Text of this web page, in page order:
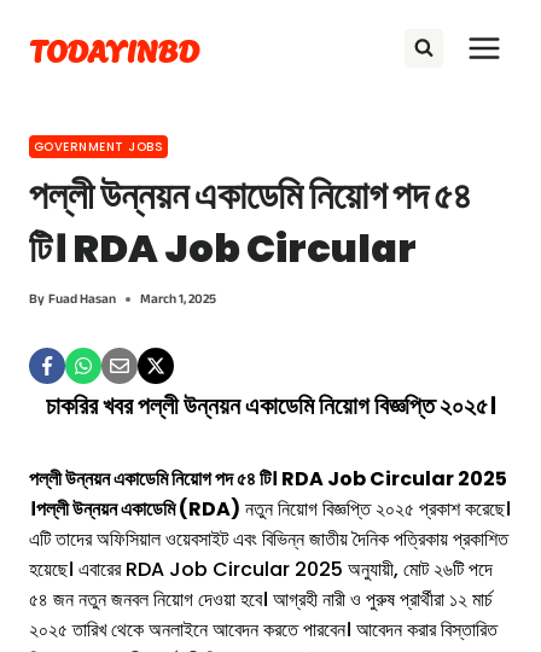
content
TODAYINBD
GOVERNMENT JOBS
পল্লী উন্নয়ন একাডেমি নিয়োগ পদ ৫৪
টি। RDA Job Circular
ByFuad Hasan March 1, 2025
চাকরির খবর পল্লী উন্নয়ন একাডেমি নিয়োগ বিজ্ঞপ্তি ২০২৫।
পল্লী উন্নয়ন একাডেমি নিয়োগ পদ ৫৪ টি। RDA Job Circular 2025
।পল্লী উন্নয়ন একাডেমি (RDA) নতুন নিয়োগ বিজ্ঞপ্তি ২০২৫ প্রকাশ করেছে।
এটি তাদের অফিসিয়াল ওয়েবসাইট এবং বিভিন্ন জাতীয় দৈনিক পত্রিকায় প্রকাশিত
হয়েছে। এবারের RDA Job Circular 2025 অনুযায়ী, মোট ২৬টি পদে
৫৪ জন নতুন জনবল নিয়োগ দেওয়া হবে। আগ্রহী নারী ও পুরুষ প্রার্থীরা ১২ মার্চ
২০২৫ তারিখ থেকে অনলাইনে আবেদন করতে পারবেন। আবেদন করার বিস্তারিত